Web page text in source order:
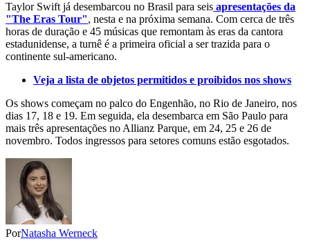
Taylor Swift já desembarcou no Brasil para seis apresentações da
"The Eras Tour", nesta e na próxima semana. Com cerca de três
horas de duração e 45 músicas que remontam às eras da cantora
estadunidense, a turnê é a primeira oficial a ser trazida para o
continente sul-americano.
Veja a lista de objetos permitidos e proibidos nos shows
Os shows começam no palco do Engenhão, no Rio de Janeiro, nos
dias 17, 18 e 19. Em seguida, ela desembarca em São Paulo para
mais três apresentações no Allianz Parque, em 24, 25 e 26 de
novembro. Todos ingressos para setores comuns estão esgotados.
PorNatasha Werneck